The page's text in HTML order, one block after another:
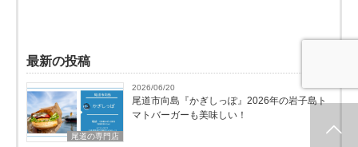
最新の投稿
尾道の専門店
2026/06/20
尾道市向島『かぎしっぽ』2026年の岩子島ト
マトバーガーも美味しい！
ホーム 新着情報 お問合せ